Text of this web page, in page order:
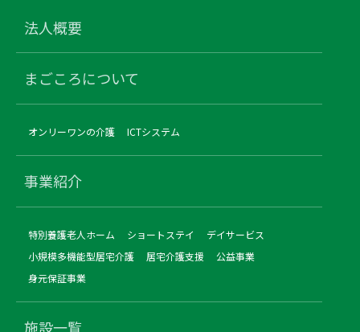
法人概要
まごころについて
オンリーワンの介護 ICTシステム
事業紹介
特別養護老人ホーム ショートステイ
デイサービス
小規模多機能型居宅介護
居宅介護支援
公益事業
身元保証事業
施設一覧